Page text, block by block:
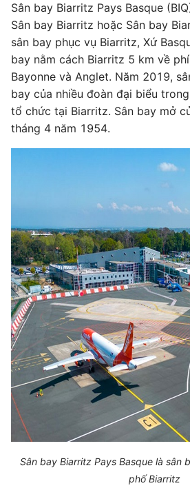
Sân bay Biarritz Pays Basque
Sân bay Biarritz hoặc Sân bay
sân bay phục vụ Biarritz, Xứ
bay nằm cách Biarritz 5 km về
Bayonne và Anglet. Năm 2019,
bay của nhiều đoàn đại biểu
tổ chức tại Biarritz. Sân bay mở
tháng 4 năm 1954.
Sân bay Biarritz Pays Basque là sân
phố Biarritz